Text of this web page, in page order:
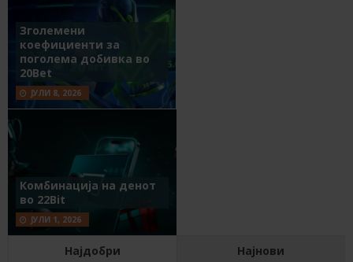
Зголемени
коефициенти за
поголема добивка во
20Bet
ЈУЛИ 8, 2026
Комбинација на денот
во 22Bit
ЈУЛИ 1, 2026
Најдобри Најнови